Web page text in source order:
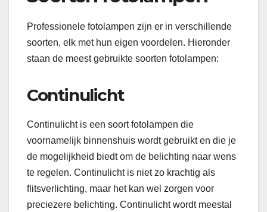
Professionele fotolampen zijn er in verschillende
soorten, elk met hun eigen voordelen. Hieronder
staan ​​de meest gebruikte soorten fotolampen:
Continulicht
Continulicht is een soort fotolampen die
voornamelijk binnenshuis wordt gebruikt en die je
de mogelijkheid biedt om de belichting naar wens
te regelen. Continulicht is niet zo krachtig als
flitsverlichting, maar het kan wel zorgen voor
preciezere belichting. Continulicht wordt meestal